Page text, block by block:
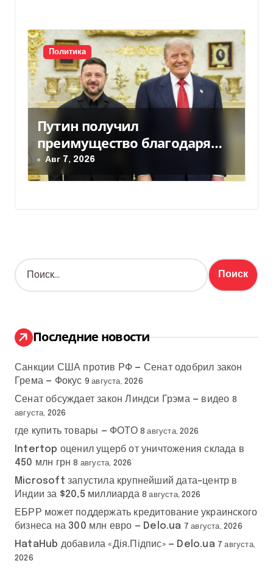
Политика
Путин получил
преимущество благодаря
действиям США
Авг 7, 2026
Н
а
:
Последние новости
Санкции США против РФ — Сенат одобрил закон
Грема — Фокус 9 августа, 2026
Сенат обсуждает закон Линдси Грэма — видео 8
августа, 2026
где купить товары — ФОТО 8 августа, 2026
Intertop оценил ущерб от уничтожения склада в
450 млн грн 8 августа, 2026
Microsoft запустила крупнейший дата-центр в
Индии за $20,5 миллиарда 8 августа, 2026
ЕБРР может поддержать кредитование украинского
бизнеса на 300 млн евро — Delo.ua 7 августа, 2026
HataHub добавила «Дія.Підпис» — Delo.ua 7 августа,
2026